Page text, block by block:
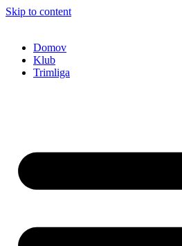
Skip to content
Domov
Klub
Trimliga